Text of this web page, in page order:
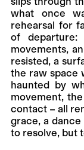
what once
rehearsal for
of
movements,
resisted, a
the raw space
haunted by
movement,
contact – all
grace, a
to resolve, but